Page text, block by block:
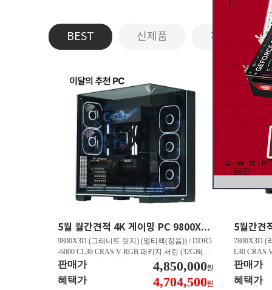
BEST 신제품 게이밍PC
5월 월간견적 4K 게이밍 PC 9800X3D RTX 5070 Ti GY508
9800X3D (그래니트 릿지) (멀티팩(정품)) / DDR5
-6000 CL30 CRAS V RGB 패키지 서린 (32GB(16
Gx2)) / B850M AORUS ELITE WIFI6E 피씨디렉
트 / 지포스 RTX 5070 Ti GAMING OC D7 16GB
피씨디렉트 / EXCERIA 히트싱크 M.2 NVMe (2T
판매가 4,850,000원
혜택가 4,704,500원
7800X3D (
L30 CRAS
B850M
스 RTX
A 히트싱크
판매가
혜택가